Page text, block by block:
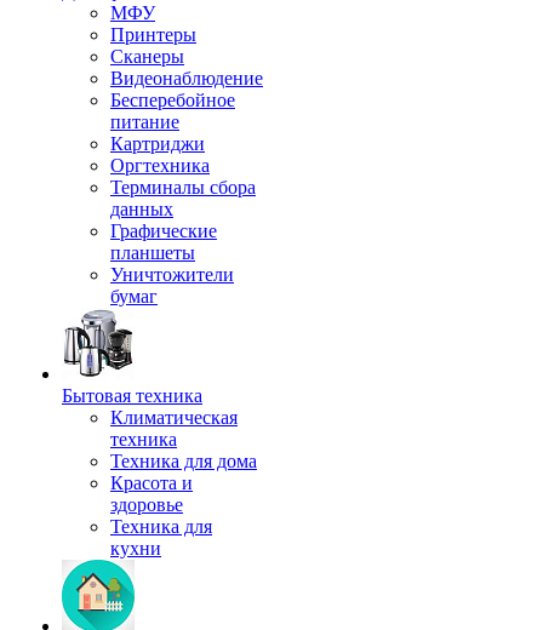
МФУ
Принтеры
Сканеры
Видеонаблюдение
Бесперебойное
питание
Картриджи
Оргтехника
Терминалы сбора
данных
Графические
планшеты
Уничтожители
бумаг
Бытовая техника
Климатическая
техника
Техника для дома
Красота и
здоровье
Техника для
кухни